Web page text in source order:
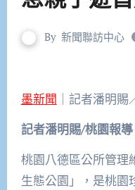
By 新聞聯訪中心
墨新聞 ｜記者潘明
記者潘明賜/桃園報導
桃園八德區公所管理
生態公園」，是桃園